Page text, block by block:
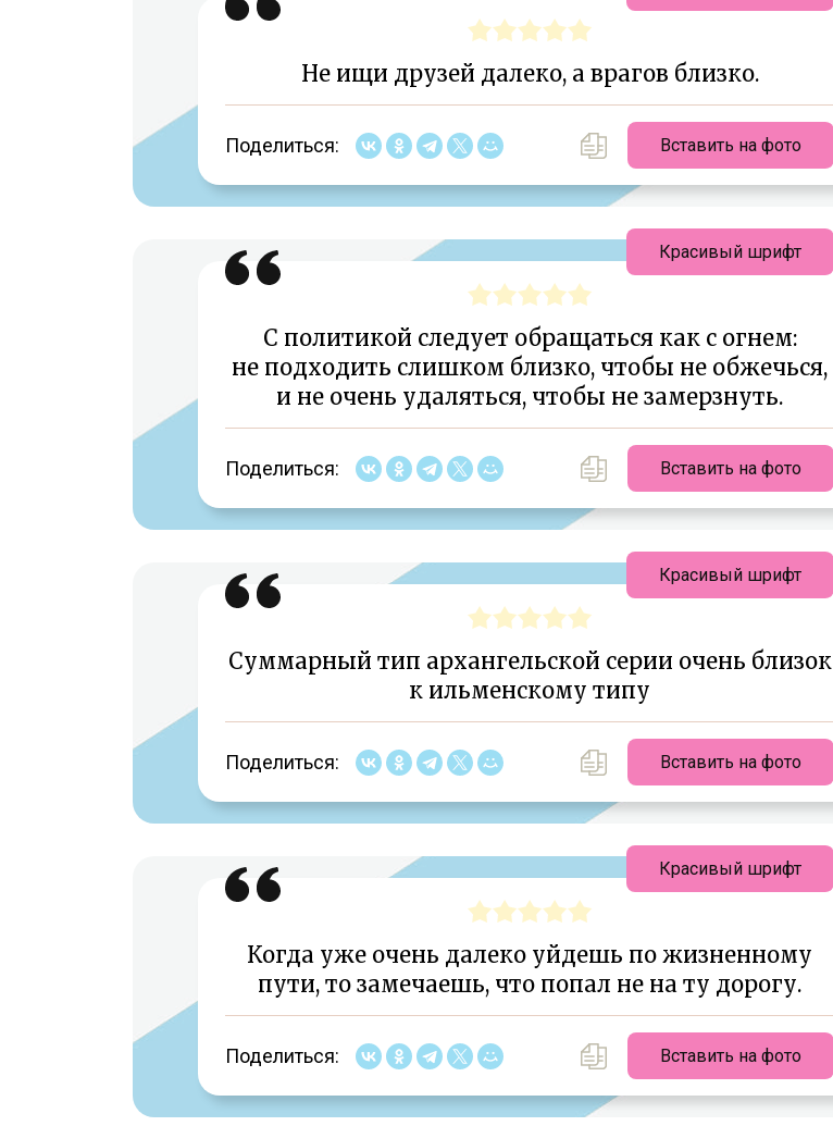
Не ищи друзей далеко, а врагов близко.
Поделиться: Вставить на фото
С политикой следует обращаться как с огнем:
не подходить слишком близко, чтобы не обжечься,
и не очень удаляться, чтобы не замерзнуть.
Поделиться: Вставить на фото
Красивый шрифт
Суммарный тип архангельской серии очень близок
к ильменскому типу
Поделиться: Вставить на фото
Красивый шрифт
Когда уже очень далеко уйдешь по жизненному
пути, то замечаешь, что попал не на ту дорогу.
Поделиться: Вставить на фото
Красивый шрифт